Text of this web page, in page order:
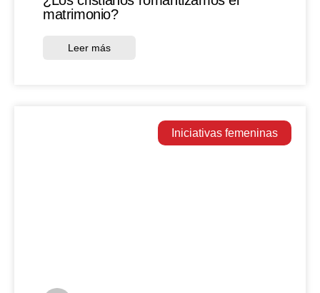
matrimonio?
Leer más
Iniciativas femeninas